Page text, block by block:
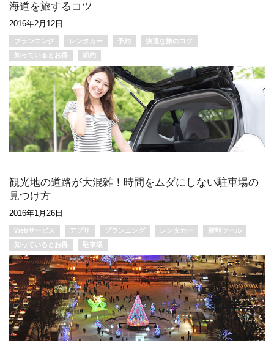
海道を旅するコツ
2016年2月12日
プランニング レンタカー 予約
快適な旅のコツ
知っているとお得
節約
観光地の道路が大混雑！時間をムダにしない駐車場の
見つけ方
2016年1月26日
Webサービス アプリ プランニング レンタカー
便利ツール
知っているとお得
駐車場